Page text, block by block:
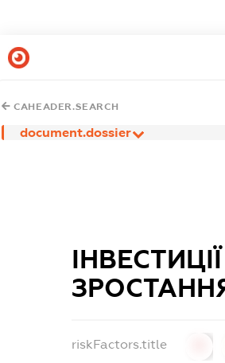
CAHEADER.SEARCH
document.dossier
riskFactors.title